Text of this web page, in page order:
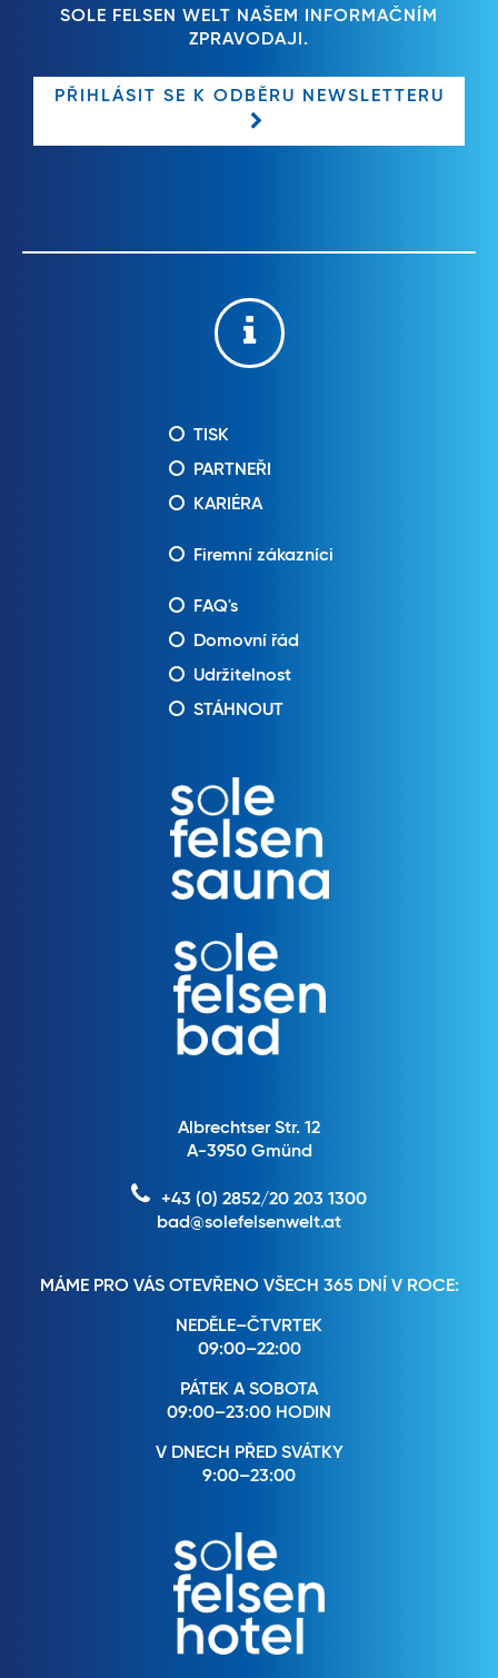
SOLE FELSEN WELT NAŠEM INFORMAČNÍM
ZPRAVODAJI.
PŘIHLÁSIT SE K ODBĚRU NEWSLETTERU
TISK
PARTNEŘI
KARIÉRA
Firemní zákazníci
FAQ's
Domovní řád
Udržitelnost
STÁHNOUT
Albrechtser Str. 12
A-3950 Gmünd
+43 (0) 2852/20 203 1300
bad@solefelsenwelt.at
MÁME PRO VÁS OTEVŘENO VŠECH 365 DNÍ V ROCE:
NEDĚLE–ČTVRTEK
09:00–22:00
PÁTEK A SOBOTA
09:00–23:00 HODIN
V DNECH PŘED SVÁTKY
9:00–23:00